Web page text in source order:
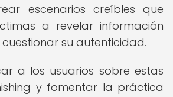
escenarios creíbles que
a revelar información
su autenticidad.
a los usuarios sobre estas
y fomentar la práctica